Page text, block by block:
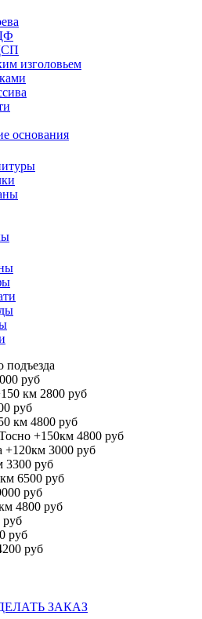
изголовьем
основания
подъезда
руб
км 2800 руб
руб
км 4800 руб
+150км 4800 руб
+120км 3000 руб
3300 руб
6500 руб
руб
4800 руб
руб
руб
руб
ЗАКАЗ